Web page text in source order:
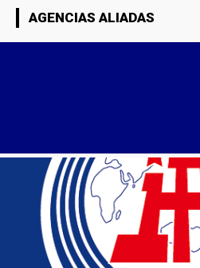
AGENCIAS ALIADAS